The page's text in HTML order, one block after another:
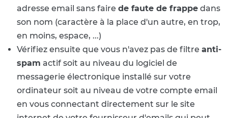
adresse email sans faire de faute de frappe dans
son nom (caractère à la place d'un autre, en trop,
en moins, espace, ...)
Vérifiez ensuite que vous n'avez pas de filtre anti-
spam actif soit au niveau du logiciel de
messagerie électronique installé sur votre
ordinateur soit au niveau de votre compte email
en vous connectant directement sur le site